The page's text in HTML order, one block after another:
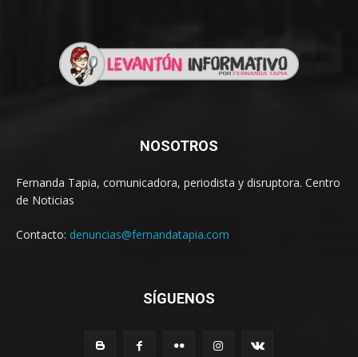
NOSOTROS
Fernanda Tapia, comunicadora, periodista y disruptora. Centro
de Noticias
Contacto: denuncias@fernandatapia.com
SÍGUENOS